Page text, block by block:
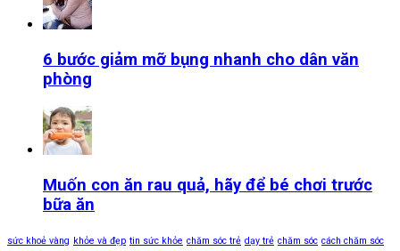
6 bước giảm mỡ bụng nhanh cho dân văn
phòng
Muốn con ăn rau quả, hãy để bé chơi trước
bữa ăn
sức khoẻ vàng khỏe và đẹp tin sức khỏe chăm sóc trẻ dạy trẻ chăm sóc cách chăm sóc